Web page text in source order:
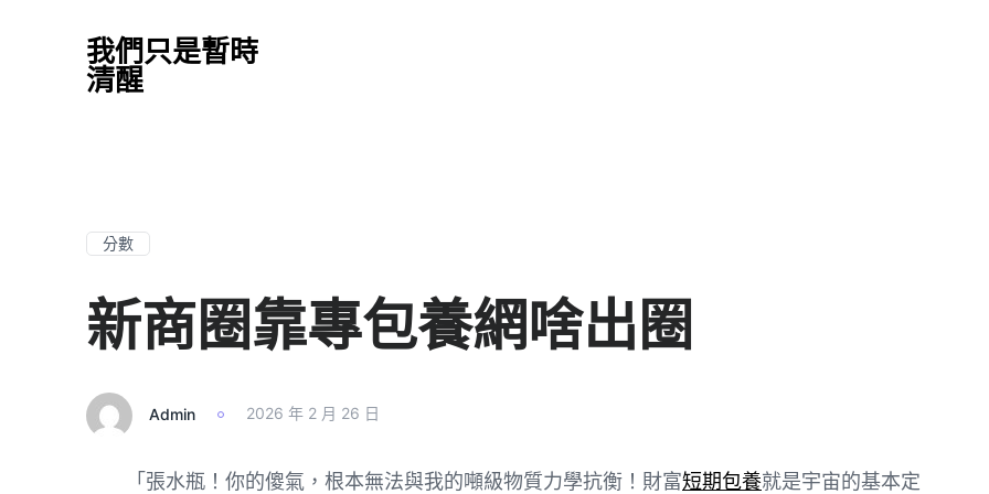
我們只是暫時
清醒
分數
新商圈靠專包養網啥出圈
Admin 2026 年 2 月 26 日
「張水瓶！你的傻氣，根本無法與我的噸級物質力學抗衡！財富短期包養就是宇宙的基本定